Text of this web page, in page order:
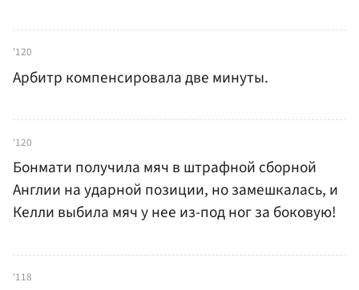
'120
Арбитр компенсировала две минуты.
'120
Бонмати получила мяч в штрафной сборной
Англии на ударной позиции, но замешкалась, и
Келли выбила мяч у нее из-под ног за боковую!
'118